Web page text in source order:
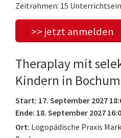
Zeitrahmen: 15
>> jetzt anmelden
Theraplay mit
Kindern in Bochum
Start: 17. September 2027
Ende: 18. September 2027
Ort: Logopädische Praxis